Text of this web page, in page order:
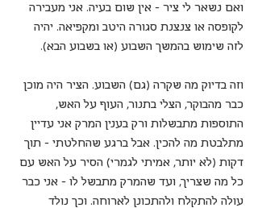
ואם נשאר לי ציר - אין שום בעיה. אני מעבירה
לקופסה או צנצנת סגורה היטב ומקפיאה. יהיה
לזה שימוש בהמשך השבוע (או בשבוע הבא).
וזה בדיוק מה שקרה (גם) השבוע. הציר היה מוכן
כבר מהבוקר, הצלי בתנור, העוף על האש,
התוספות מתבשלות ורק בענין המרק אני עדיין
מתלבטת מה להכין. אבל ברגע שהחלטתי - תוך
דקות (לא יותר, אמיתי לגמרי) הסיר על האש עם
כל מה שצריך, ועד שהמרק מתבשל לו - אני כבר
עולה להתקלח ולהתכונן לארוחה. וכך נולד